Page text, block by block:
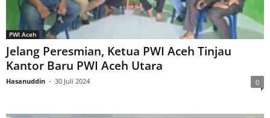
PWI Aceh
Jelang Peresmian, Ketua PWI Aceh Tinjau
Kantor Baru PWI Aceh Utara
Hasanuddin - 30 Juli 2024 0